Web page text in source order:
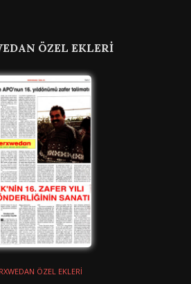
ÖZEL EKLERİ
ÖZEL EKLERİ